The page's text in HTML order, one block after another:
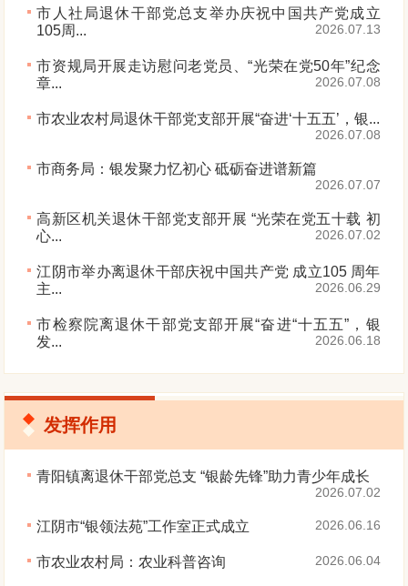
市人社局退休干部党总支举办庆祝中国共产党成立
105周...
2026.07.13
市资规局开展走访慰问老党员、“光荣在党50年”纪念
章...
2026.07.08
市农业农村局退休干部党支部开展“奋进‘十五五’，银...
2026.07.08
市商务局：银发聚力忆初心 砥砺奋进谱新篇
2026.07.07
高新区机关退休干部党支部开展 “光荣在党五十载 初
心...
2026.07.02
江阴市举办离退休干部庆祝中国共产党 成立105 周年
主...
2026.06.29
市检察院离退休干部党支部开展“奋进“十五五”，银
发...
2026.06.18
发挥作用
青阳镇离退休干部党总支 “银龄先锋”助力青少年成长
2026.07.02
江阴市“银领法苑”工作室正式成立 2026.06.16
市农业农村局：农业科普咨询 2026.06.04